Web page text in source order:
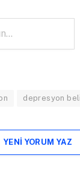
depresyon
YENI YORUM YAZ